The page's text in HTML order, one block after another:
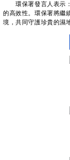
環保署發言人表示：
的高效性。環保署將繼
境，共同守護珍貴的濕